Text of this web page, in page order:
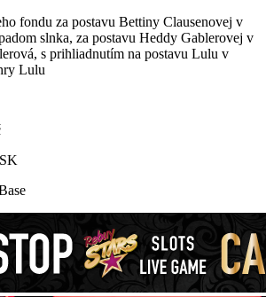
fondu za postavu Bettiny Clausenovej v
slnka, za postavu Heddy Gablerovej v
s prihliadnutím na postavu Lulu v
Lulu